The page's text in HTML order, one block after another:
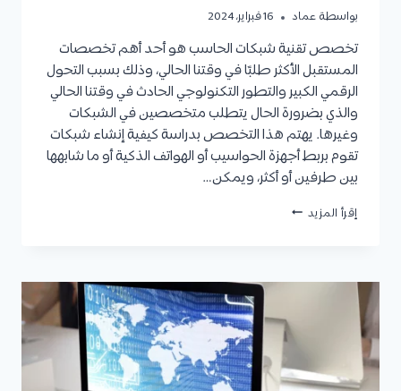
بواسطة عماد 16 فبراير، 2024
تخصص تقنية شبكات الحاسب هو أحد أهم تخصصات
المستقبل الأكثر طلبًا في وقتنا الحالي، وذلك بسبب التحول
الرقمي الكبير والتطور التكنولوجي الحادث في وقتنا الحالي
والذي بضرورة الحال يتطلب متخصصين في الشبكات
وغيرها. يهتم هذا التخصص بدراسة كيفية إنشاء شبكات
تقوم بربط أجهزة الحواسيب أو الهواتف الذكية أو ما شابهها
بين طرفين أو أكثر، ويمكن…
إقرأ المزيد تخصص
التعريف،
الدراسة،
الفرص
الوظيفية،
وأفضل